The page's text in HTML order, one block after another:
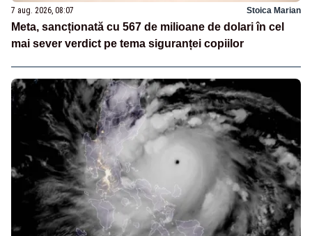
7 aug. 2026, 08:07 Stoica Marian
Meta, sancționată cu 567 de milioane de dolari în cel
mai sever verdict pe tema siguranței copiilor